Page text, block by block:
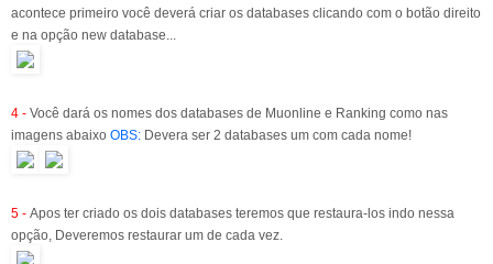
acontece primeiro você deverá criar os databases clicando com o botão direito
e na opção new database...
4 - Você dará os nomes dos databases de Muonline e Ranking como nas
imagens abaixo OBS: Devera ser 2 databases um com cada nome!
5 - Apos ter criado os dois databases teremos que restaura-los indo nessa
opção, Deveremos restaurar um de cada vez.